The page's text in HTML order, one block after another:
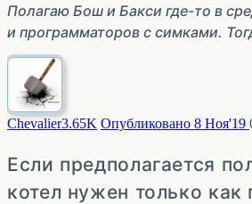
Полагаю Бош и Бакси где-то в
и программаторов с симками.
Chevalier3.65K Опубликовано 8 Ноя'19
Если предполагается
котел нужен только как